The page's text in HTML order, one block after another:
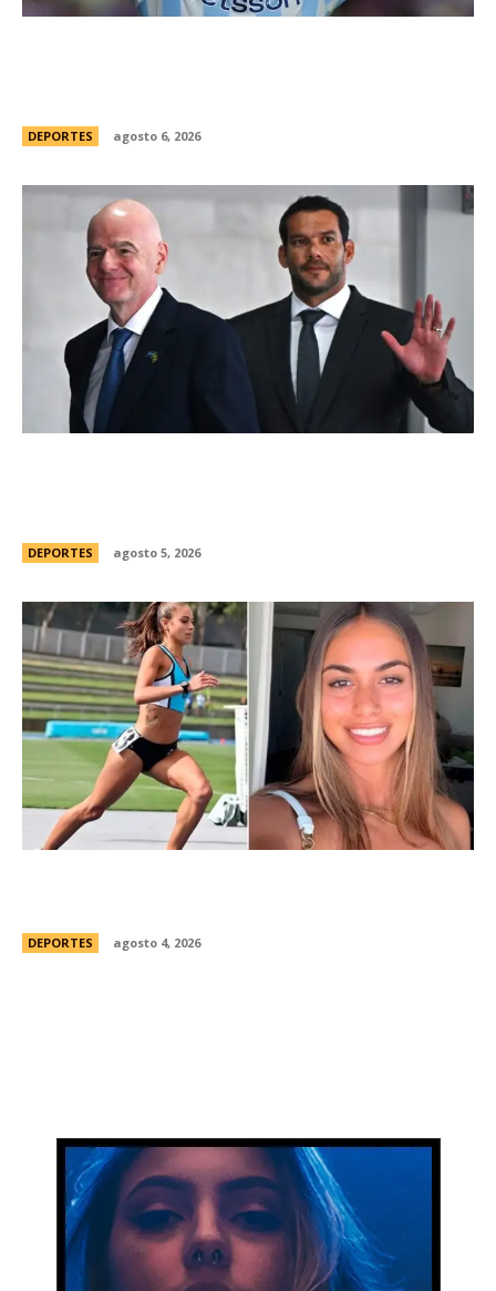
DEPORTES agosto 6, 2026
DEPORTES agosto 5, 2026
DEPORTES agosto 4, 2026